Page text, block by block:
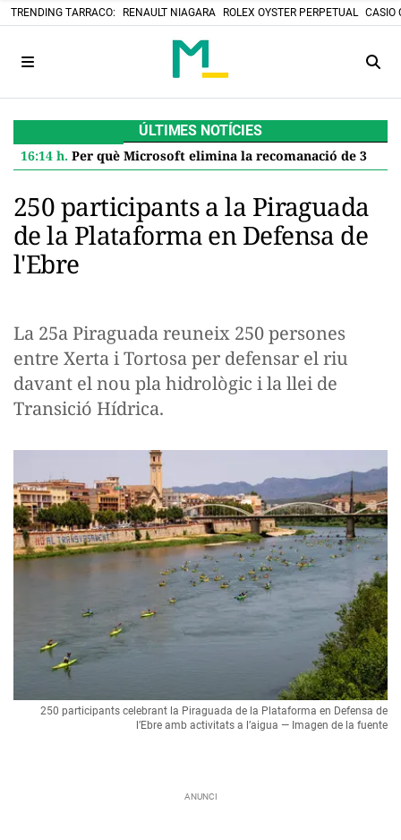
TRENDING TARRACO: RENAULT NIAGARA ROLEX OYSTER PERPETUAL CASIO
ÚLTIMES NOTÍCIES
16:14 h. Per què Microsoft elimina la recomanació de 32 GB de RAM per a Windows 11 i què significa per a tu
250 participants a la Piraguada
de la Plataforma en Defensa de
l'Ebre
La 25a Piraguada reuneix 250 persones
entre Xerta i Tortosa per defensar el riu
davant el nou pla hidrològic i la llei de
Transició Hídrica.
250 participants celebrant la Piraguada de la Plataforma en Defensa de
l’Ebre amb activitats a l’aigua — Imagen de la fuente